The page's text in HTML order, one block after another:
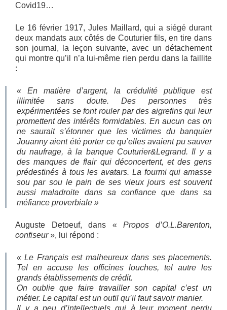
Covid19…
Le 16 février 1917, Jules Maillard, qui a siégé durant
deux mandats aux côtés de Couturier fils, en tire dans
son journal, la leçon suivante, avec un détachement
qui montre qu’il n’a lui-même rien perdu dans la faillite
:
« En matière d’argent, la crédulité publique est
illimitée sans doute. Des personnes très
expérimentées se font rouler par des aigrefins qui leur
promettent des intérêts formidables. En aucun cas on
ne saurait s’étonner que les victimes du banquier
Jouanny aient été porter ce qu’elles avaient pu sauver
du naufrage, à la banque Couturier&Legrand. Il y a
des manques de flair qui déconcertent, et des gens
prédestinés à tous les avatars. La fourmi qui amasse
sou par sou le pain de ses vieux jours est souvent
aussi maladroite dans sa confiance que dans sa
méfiance proverbiale »
Auguste Detoeuf, dans «Propos d’O.L.Barenton,
confiseur», lui répond :
« Le Français est malheureux dans ses placements.
Tel en accuse les officines louches, tel autre les
grands établissements de crédit.
On oublie que faire travailler son capitalc’est un
métier. Le capital est un outil qu’il faut savoir manier.
Il y a peu d’intellectuels qui à leur moment perdu